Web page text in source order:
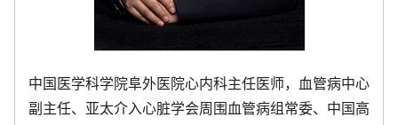
中国医学科学院阜外医院心内科主任医师，血管病中心
副主任、亚太介入心脏学会周围血管病组常委、中国高